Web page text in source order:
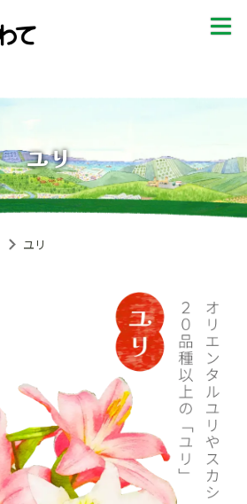
ユリ
ユリ